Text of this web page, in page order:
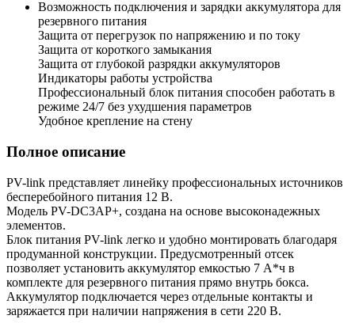
Возможность подключения и зарядки аккумулятора для
резервного питания
Защита от перегрузок по напряжению и по току
Защита от короткого замыкания
Защита от глубокой разрядки аккумуляторов
Индикаторы работы устройства
Профессиональный блок питания способен работать в
режиме 24/7 без ухудшения параметров
Удобное крепление на стену
Полное описание
PV-link представляет линейку профессиональных источников
бесперебойного питания 12 В.
Модель PV-DC3AP+, создана на основе высоконадежных
элементов.
Блок питания PV-link легко и удобно монтировать благодаря
продуманной конструкции. Предусмотренный отсек
позволяет установить аккумулятор емкостью 7 A*ч в
комплекте для резервного питания прямо внутрь бокса.
Аккумулятор подключается через отдельные контакты и
заряжается при наличии напряжения в сети 220 В.